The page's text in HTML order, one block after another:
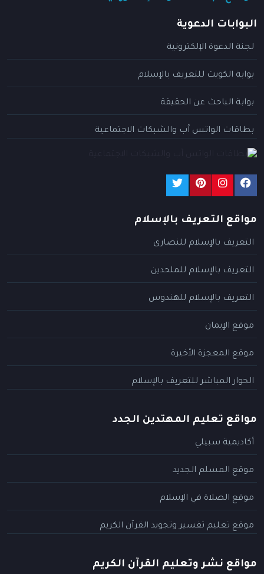
البوابات الدعوية
لجنة الدعوة الإلكترونية
بوابة الكويت للتعريف بالإسلام
بوابة الباحث عن الحقيقة
بطاقات الواتس آب والشبكات الاجتماعية
مواقع التعريف بالإسلام
التعريف بالإسلام للنصارى
التعريف بالإسلام للملحدين
التعريف بالإسلام للهندوس
موقع الإيمان
موقع المعجزة الأخيرة
الحوار المباشر للتعريف بالإسلام
مواقع تعليم المهتدين الجدد
أكاديمية سبيلي
موقع المسلم الجديد
موقع الصلاة في الإسلام
موقع تعليم تفسير وتجويد القرآن الكريم
مواقع نشر وتعليم القرآن الكريم